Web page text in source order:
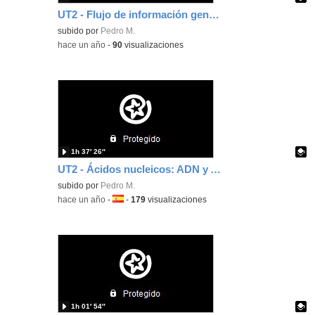
UT2 - Flujo de información genética + Replicación del DNA
Contenido educativo.
subido por Pedro M.
-hace un año -90 visualizaciones
UT2 - Ácidos nucleicos: ADN y ARN
Contenido educativo.
subido por Pedro M.
1h 37′ 26″
-hace un año -Idioma:
-179 visualizaciones
1h 01′ 54″